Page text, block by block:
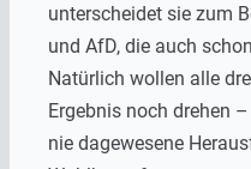
unterscheidet sie zum
und AfD, die auch
Natürlich wollen alle
Ergebnis noch drehen
nie dagewesene